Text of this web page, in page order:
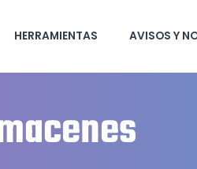
HERRAMIENTAS AVISOS Y